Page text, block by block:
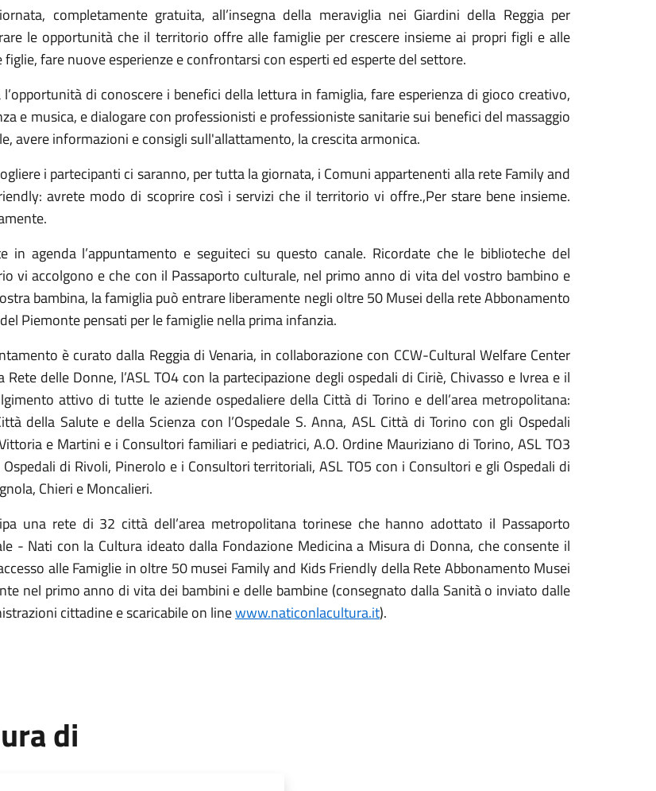
completamente gratuita, all’insegna della meraviglia nei Giardini della Reggia per
le opportunità che il territorio offre alle famiglie per crescere insieme ai propri figli e alle
figlie, fare nuove esperienze e confrontarsi con esperti ed esperte del settore.
l’opportunità di conoscere i benefici della lettura in famiglia, fare esperienza di gioco creativo,
e musica, e dialogare con professionisti e professioniste sanitarie sui benefici del massaggio
avere informazioni e consigli sull'allattamento, la crescita armonica.
i partecipanti ci saranno, per tutta la giornata, i Comuni appartenenti alla rete Family and
avrete modo di scoprire così i servizi che il territorio vi offre.,Per stare bene insieme.
in agenda l’appuntamento e seguiteci su questo canale. Ricordate che le biblioteche del
vi accolgono e che con il Passaporto culturale, nel primo anno di vita del vostro bambino e
bambina, la famiglia può entrare liberamente negli oltre 50 Musei della rete Abbonamento
Piemonte pensati per le famiglie nella prima infanzia.
è curato dalla Reggia di Venaria, in collaborazione con CCW-Cultural Welfare Center
Rete delle Donne, l’ASL TO4 con la partecipazione degli ospedali di Ciriè, Chivasso e Ivrea e il
attivo di tutte le aziende ospedaliere della Città di Torino e dell’area metropolitana:
della Salute e della Scienza con l’Ospedale S. Anna, ASL Città di Torino con gli Ospedali
e Martini e i Consultori familiari e pediatrici, A.O. Ordine Mauriziano di Torino, ASL TO3
di Rivoli, Pinerolo e i Consultori territoriali, ASL TO5 con i Consultori e gli Ospedali di
Chieri e Moncalieri.
una rete di 32 città dell’area metropolitana torinese che hanno adottato il Passaporto
- Nati con la Cultura ideato dalla Fondazione Medicina a Misura di Donna, che consente il
alle Famiglie in oltre 50 musei Family and Kids Friendly della Rete Abbonamento Musei
nel primo anno di vita dei bambini e delle bambine (consegnato dalla Sanità o inviato dalle
cittadine e scaricabile on linewww.naticonlacultura.it).
di